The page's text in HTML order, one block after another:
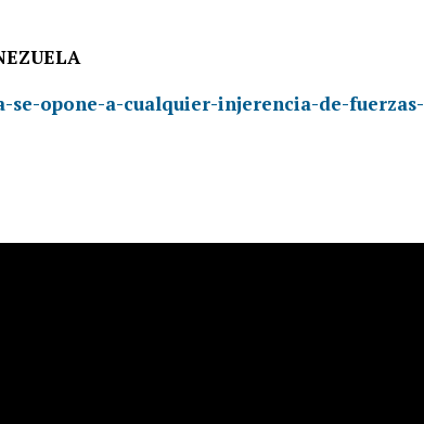
opone-a-cualquier-injerencia-de-fuerzas-